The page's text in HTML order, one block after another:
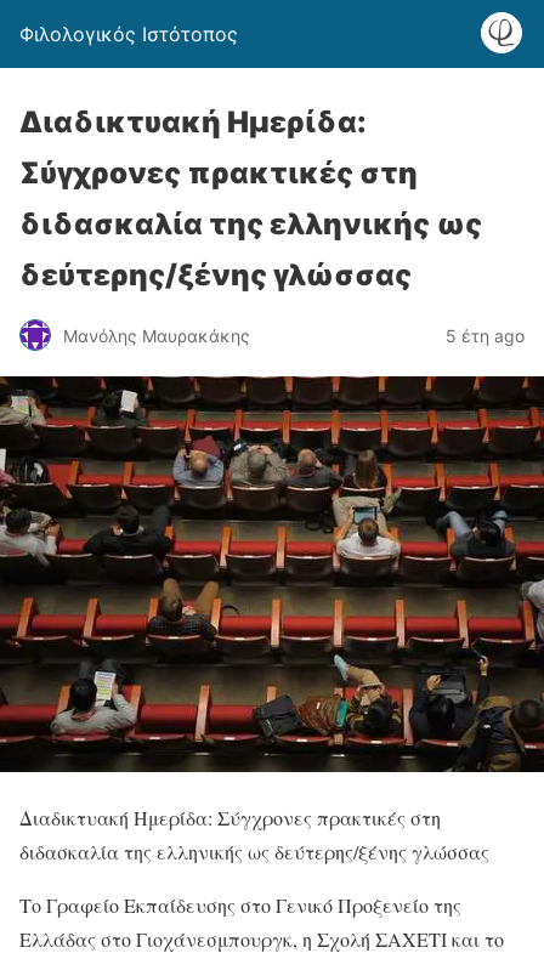
Φιλολογικός Ιστότοπος
Διαδικτυακή Ημερίδα:
Σύγχρονες πρακτικές στη
διδασκαλία της ελληνικής ως
δεύτερης/ξένης γλώσσας
Μανόλης Μαυρακάκης 5 έτη ago
Διαδικτυακή Ημερίδα: Σύγχρονες πρακτικές στη
διδασκαλία της ελληνικής ως δεύτερης/ξένης γλώσσας
Το Γραφείο Εκπαίδευσης στο Γενικό Προξενείο της
Ελλάδας στο Γιοχάνεσμπουργκ, η Σχολή ΣΑΧΕΤΙ και το